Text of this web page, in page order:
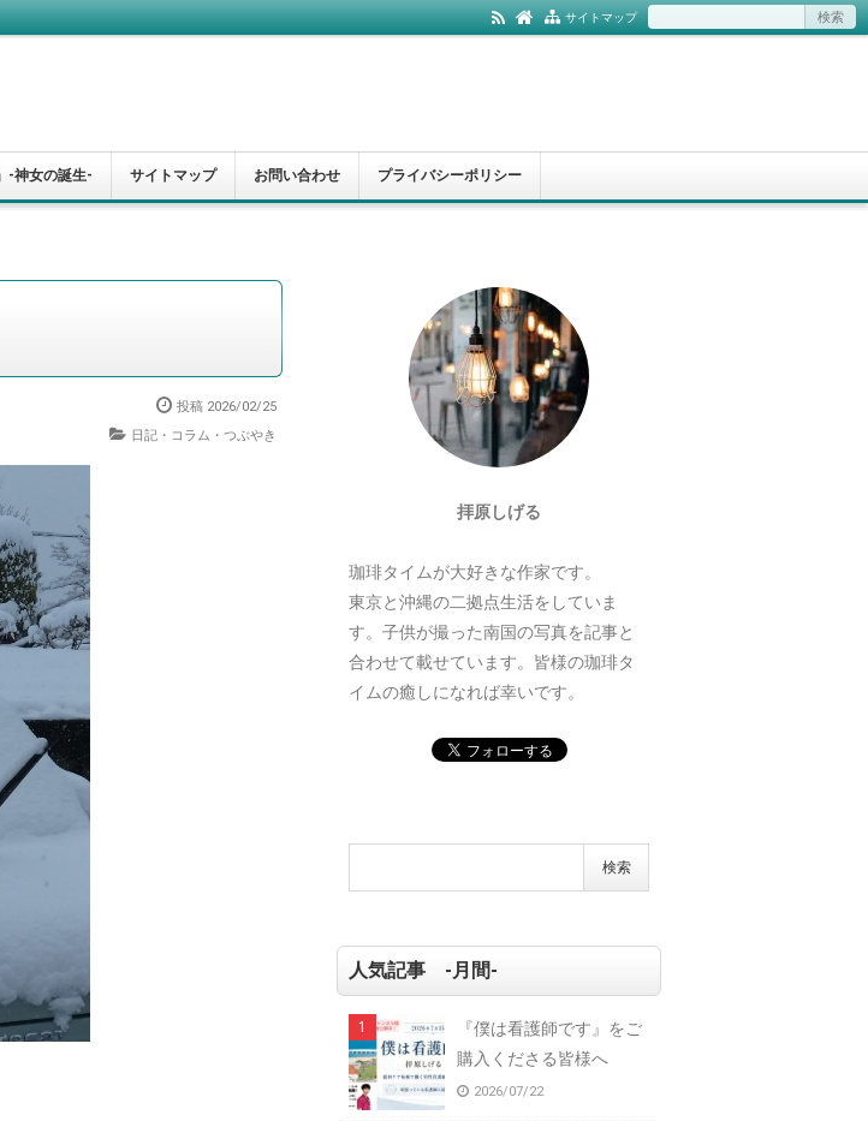
サイトマップ
-神女の誕生- サイトマップ お問い合わせ プライバシーポリシー
投稿 2026/02/25
日記・コラム・つぶやき
拝原しげる
珈琲タイムが大好きな作家です。
東京と沖縄の二拠点生活をしていま
す。子供が撮った南国の写真を記事と
合わせて載せています。皆様の珈琲タ
イムの癒しになれば幸いです。
人気記事 -月間-
『僕は看護師です』をご
購入くださる皆様へ
2026/07/22